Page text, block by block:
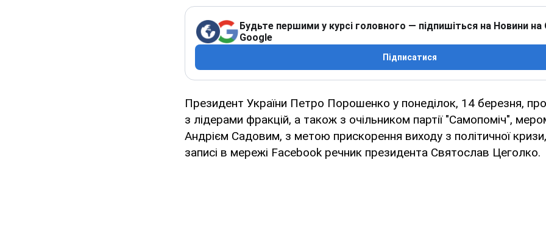
Будьте першими у курсі головного — підпишіться на Новини на
Google
Підписатися
Президент України Петро Порошенко у понеділок, 14 березня,
з лідерами фракцій, а також з очільником партії "Самопоміч",
Андрієм Садовим, з метою прискорення виходу з політичної
записі в мережі Facebook речник президента Святослав Цеголко.